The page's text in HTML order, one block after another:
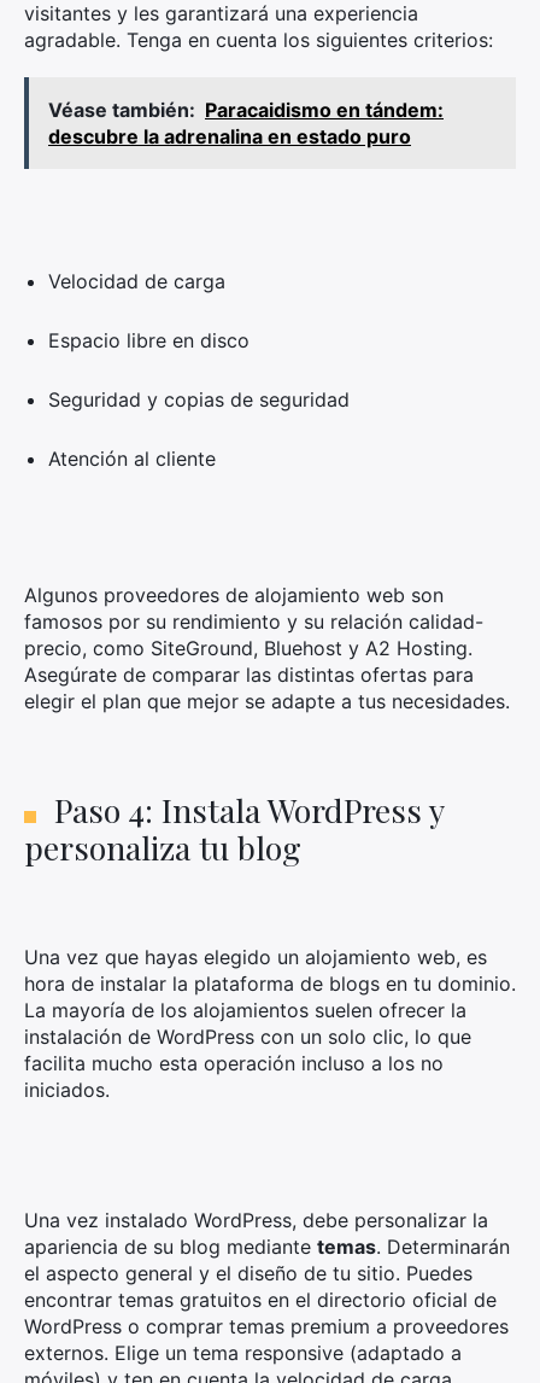
visitantes y les garantizará una experiencia
agradable. Tenga en cuenta los siguientes criterios:
Véase también: Paracaidismo en tándem:
descubre la adrenalina en estado puro
Velocidad de carga
Espacio libre en disco
Seguridad y copias de seguridad
Atención al cliente
Algunos proveedores de alojamiento web son
famosos por su rendimiento y su relación calidad-
precio, como SiteGround, Bluehost y A2 Hosting.
Asegúrate de comparar las distintas ofertas para
elegir el plan que mejor se adapte a tus necesidades.
Paso 4: Instala WordPress y
personaliza tu blog
Una vez que hayas elegido un alojamiento web, es
hora de instalar la plataforma de blogs en tu dominio.
La mayoría de los alojamientos suelen ofrecer la
instalación de WordPress con un solo clic, lo que
facilita mucho esta operación incluso a los no
iniciados.
Una vez instalado WordPress, debe personalizar la
apariencia de su blog mediante temas. Determinarán
el aspecto general y el diseño de tu sitio. Puedes
encontrar temas gratuitos en el directorio oficial de
WordPress o comprar temas premium a proveedores
externos. Elige un tema responsive (adaptado a